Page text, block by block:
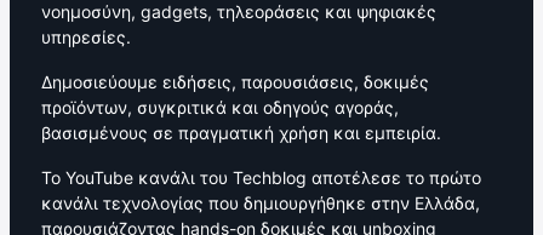
νοημοσύνη, gadgets, τηλεοράσεις και ψηφιακές
υπηρεσίες.
Δημοσιεύουμε ειδήσεις, παρουσιάσεις, δοκιμές
προϊόντων, συγκριτικά και οδηγούς αγοράς,
βασισμένους σε πραγματική χρήση και εμπειρία.
Το YouTube κανάλι του Techblog αποτέλεσε το πρώτο
κανάλι τεχνολογίας που δημιουργήθηκε στην Ελλάδα,
παρουσιάζοντας hands-on δοκιμές και unboxing